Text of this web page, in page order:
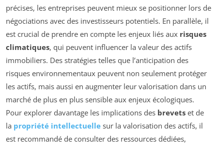
précises, les entreprises peuvent mieux se positionner lors de
négociations avec des investisseurs potentiels. En parallèle, il
est crucial de prendre en compte les enjeux liés aux risques
climatiques, qui peuvent influencer la valeur des actifs
immobiliers. Des stratégies telles que l’anticipation des
risques environnementaux peuvent non seulement protéger
les actifs, mais aussi en augmenter leur valorisation dans un
marché de plus en plus sensible aux enjeux écologiques.
Pour explorer davantage les implications des brevets et de
la propriété intellectuelle sur la valorisation des actifs, il
est recommandé de consulter des ressources dédiées,